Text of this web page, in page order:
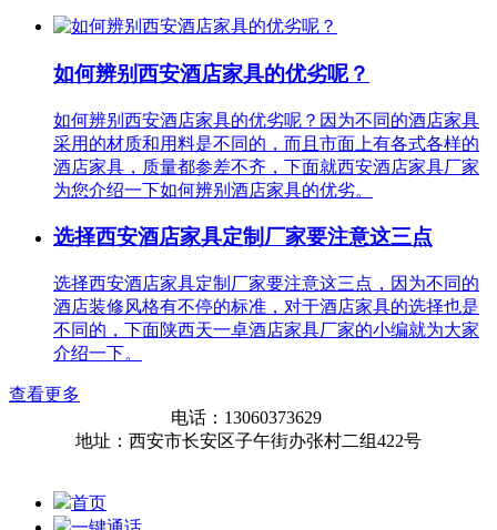
如何辨别西安酒店家具的优劣呢？
如何辨别西安酒店家具的优劣呢？因为不同的酒店家具
采用的材质和用料是不同的，而且市面上有各式各样的
酒店家具，质量都参差不齐，下面就西安酒店家具厂家
为您介绍一下如何辨别酒店家具的优劣。
选择西安酒店家具定制厂家要注意这三点
选择西安酒店家具定制厂家要注意这三点，因为不同的
酒店装修风格有不停的标准，对于酒店家具的选择也是
不同的，下面陕西天一卓酒店家具厂家的小编就为大家
介绍一下。
查看更多
电话：13060373629
地址：西安市长安区子午街办张村二组422号
首页